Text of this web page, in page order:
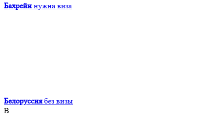
Бахрейн нужна виза
Белоруссия без визы
В